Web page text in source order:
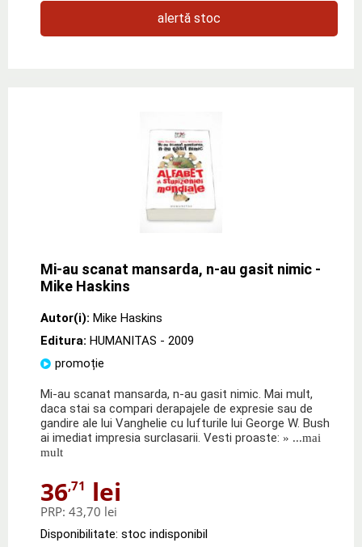
alertă stoc
Mi-au scanat mansarda, n-au gasit nimic -
Mike Haskins
Autor(i): Mike Haskins
Editura: HUMANITAS - 2009
promoție
Mi-au scanat mansarda, n-au gasit nimic. Mai mult,
daca stai sa compari derapajele de expresie sau de
gandire ale lui Vanghelie cu lufturile lui George W. Bush
ai imediat impresia surclasarii. Vesti proaste: » ...mai
mult
36,71 lei
PRP: 43,70 lei
Disponibilitate: stoc indisponibil